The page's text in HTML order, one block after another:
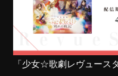
「少女☆歌劇レヴュース